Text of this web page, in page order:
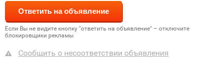
Если Вы не видите кнопку "ответить на объявление" – отключите
блокировщики рекламы
Сообщить о несоответствии объявления